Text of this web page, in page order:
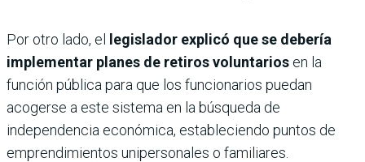
Por otro lado, el legislador explicó que se debería
implementar planes de retiros voluntarios en la
función pública para que los funcionarios puedan
acogerse a este sistema en la búsqueda de
independencia económica, estableciendo puntos de
emprendimientos unipersonales o familiares.